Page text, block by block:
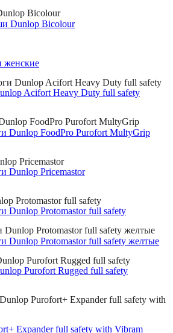
Bicolour
Dunlop Acifort Heavy Duty full safety
FoodPro Purofort MultyGrip
Pricemastor
Protomastor full safety
Dunlop Protomastor full safety желтые
Purofort Rugged full safety
Purofort+ Expander full safety with